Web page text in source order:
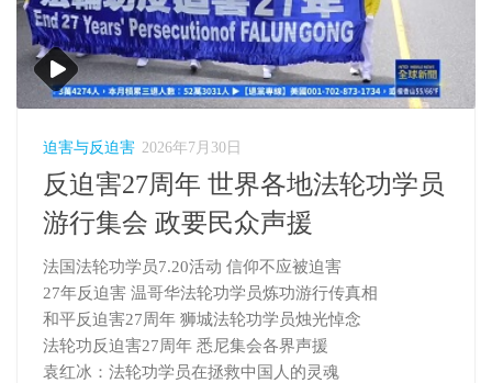
迫害与反迫害 2026年7月30日
反迫害27周年 世界各地法轮功学员
游行集会 政要民众声援
法国法轮功学员7.20活动 信仰不应被迫害
27年反迫害 温哥华法轮功学员炼功游行传真相
和平反迫害27周年 狮城法轮功学员烛光悼念
法轮功反迫害27周年 悉尼集会各界声援
袁红冰：法轮功学员在拯救中国人的灵魂